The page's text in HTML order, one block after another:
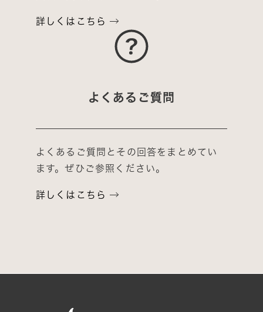
詳しくはこちら
よくあるご質問
よくあるご質問とその回答をまとめてい
ます。ぜひご参照ください。
詳しくはこちら